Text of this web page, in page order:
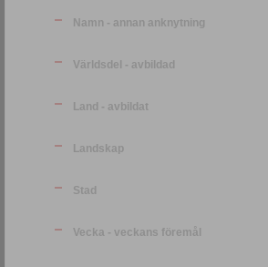
Namn - annan anknytning
Världsdel - avbildad
Land - avbildat
Landskap
Stad
Vecka - veckans föremål